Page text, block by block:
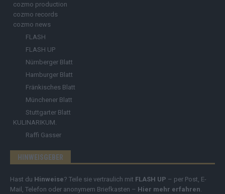
cozmo production
cozmo records
cozmo news
FLASH
FLASH UP
Nürnberger Blatt
Hamburger Blatt
Fränkisches Blatt
Münchener Blatt
Stuttgarter Blatt
KULINARIKUM.
Raffi Gasser
HINWEISGEBER
Hast du Hinweise? Teile sie vertraulich mit FLASH UP – per Post, E-
Mail, Telefon oder anonymem Briefkasten – Hier mehr erfahren.